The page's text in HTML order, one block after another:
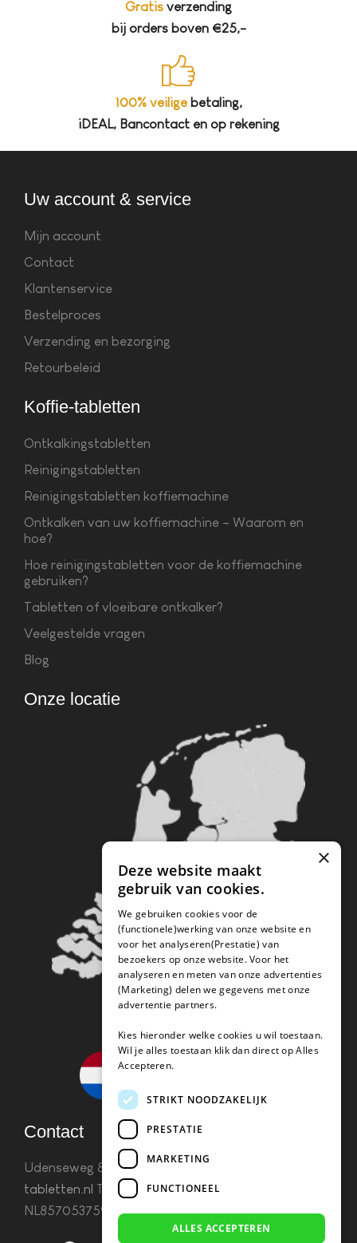
Gratis verzending
bij orders boven €25,-
100% veiligebetaling,
iDEAL, Bancontact en op rekening
Uw account & service
Mijn account
Contact
Klantenservice
Bestelproces
Verzending en bezorging
Retourbeleid
Koffie-tabletten
Ontkalkingstabletten
Reinigingstabletten
Reinigingstabletten koffiemachine
Ontkalken van uw koffiemachine – Waarom en
hoe?
Hoe reinigingstabletten voor de koffiemachine
gebruiken?
Tabletten of vloeibare ontkalker?
Veelgestelde vragen
Blog
Onze locatie
Contact
Udenseweg 8B 5405 PA Udeninfo(@)koffie-
tabletten.nl Tel. 085 782 5578KvK 67529623 Btw:
NL857053759B01
×
Deze website maakt
gebruik van cookies.
We gebruiken cookies voor de
(functionele)werking van onze website en
voor het analyseren(Prestatie) van
bezoekers op onze website. Voor het
analyseren en meten van onze advertenties
(Marketing) delen we gegevens met onze
advertentie partners.
Kies hieronder welke cookies u wil toestaan.
Wil je alles toestaan klik dan direct op Alles
Accepteren.
STRIKT NOODZAKELIJK
PRESTATIE
MARKETING
FUNCTIONEEL
ALLES ACCEPTEREN